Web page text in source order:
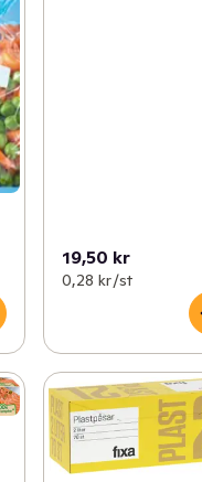
19,50 kr
0,28 kr /st